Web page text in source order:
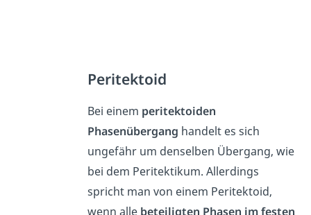
Peritektoid
Bei einem peritektoiden
Phasenübergang handelt es sich
ungefähr um denselben Übergang, wie
bei dem Peritektikum. Allerdings
spricht man von einem Peritektoid,
wenn alle beteiligten Phasen im festen